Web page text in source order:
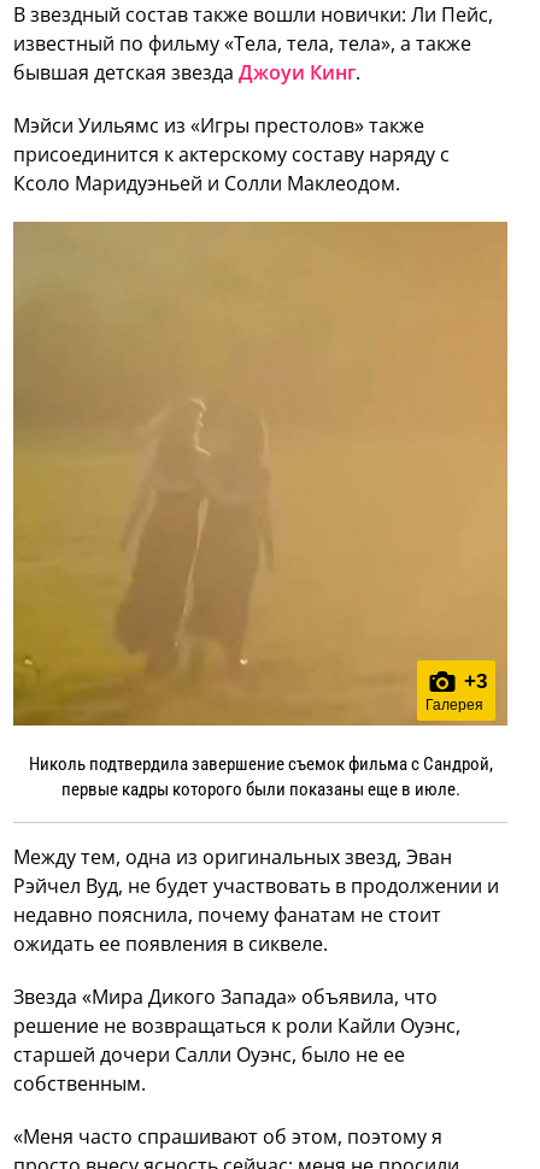
В звездный состав также вошли новички: Ли Пейс,
известный по фильму «Тела, тела, тела», а также
бывшая детская звездаДжоуи Кинг.
Мэйси Уильямс из «Игры престолов» также
присоединится к актерскому составу наряду с
Ксоло Маридуэньей и Солли Маклеодом.
+3
Галерея
Николь подтвердила завершение съемок фильма с Сандрой,
первые кадры которого были показаны еще в июле.
Между тем, одна из оригинальных звезд, Эван
Рэйчел Вуд, не будет участвовать в продолжении и
недавно пояснила, почему фанатам не стоит
ожидать ее появления в сиквеле.
Звезда «Мира Дикого Запада» объявила, что
решение не возвращаться к роли Кайли Оуэнс,
старшей дочери Салли Оуэнс, было не ее
собственным.
«Меня часто спрашивают об этом, поэтому я